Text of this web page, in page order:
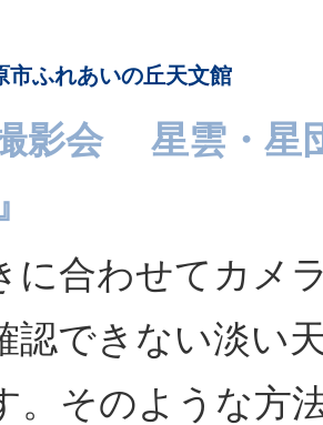
市ふれあいの丘天文館
撮影会 星雲・星
に合わせてカメ
認できない淡い
。そのような方